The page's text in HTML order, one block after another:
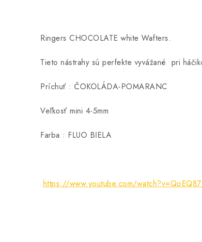
Ringers CHOCOLATE white Wafters.
Tieto nástrahy sú perfekte vyvážané pri
Príchuť : ČOKOLÁDA-POMARANC
Veľkosť mini 4-5mm
Farba : FLUO BIELA
https://www.youtube.com/